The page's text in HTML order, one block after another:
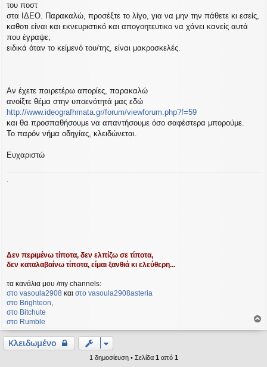
του ποστ
στα ΙΔΕΟ. Παρακαλώ, προσέξτε το λίγο, για να μην την πάθετε κι εσείς,
καθοτι είναι και εκνευριστικό και απογοητευτικο να χάνει κανείς αυτά
που έγραψε,
ειδικά όταν το κείμενό του/της, είναι μακροσκελές.
Αν έχετε παιρετέρω απορίες, παρακαλώ
ανοίξτε θέμα στην υποενότητά μας εδώ
http://www.ideografhmata.gr/forum/viewforum.php?f=59
και θα προσπαθήσουμε να απαντήσουμε όσο σαφέστερα μπορούμε.
Το παρόν νήμα οδηγίας, κλειδώνεται.
Ευχαριστώ
Δεν περιμένω τίποτα, δεν ελπίζω σε τίποτα,
δεν καταλαβαίνω τίποτα, είμαι ξανθιά κι ελεύθερη...
τα κανάλια μου /my channels:
στο vasoula2908 και στο vasoula2908asteria
στο Βrighteon
στο Bitchute
στο Rumble
Κλειδωμένο
1 δημοσίευση • Σελίδα 1 από 1